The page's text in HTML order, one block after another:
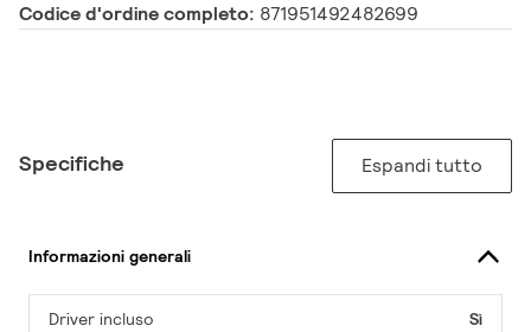
Codice d'ordine completo: 871951492482699
Specifiche Espandi tutto
Informazioni generali
Driver incluso Sì